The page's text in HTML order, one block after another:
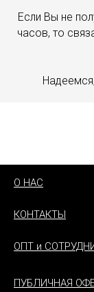
Если Вы не
часов, то
О НАС
КОНТАКТЫ
ОПТ и
ПУБЛИЧНАЯ